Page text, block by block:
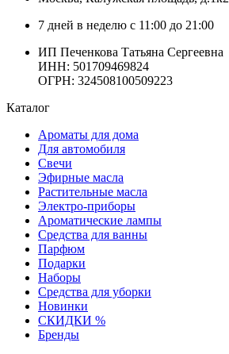
7 дней в неделю с 11:00 до 21:00
ИП Печенкова Татьяна Сергеевна
ИНН: 501709469824
ОГРН: 324508100509223
Каталог
Ароматы для дома
Для автомобиля
Свечи
Эфирные масла
Растительные масла
Электро-приборы
Ароматические лампы
Средства для ванны
Парфюм
Подарки
Наборы
Средства для уборки
Новинки
СКИДКИ %
Бренды